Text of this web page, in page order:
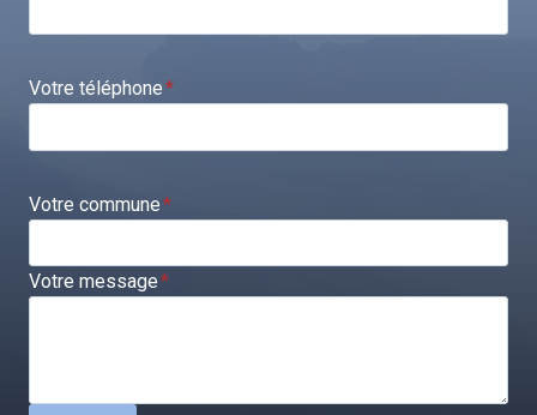
Votre téléphone*
Votre commune*
Votre message*